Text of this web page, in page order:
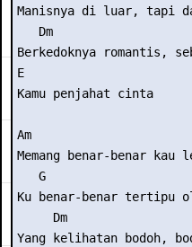
Manisnya di luar, tapi
   Dm
Berkedoknya romantis,
E
Kamu penjahat cinta
Am
Memang benar-benar
   G
Ku benar-benar tertipu
     Dm
Yang kelihatan bodoh,